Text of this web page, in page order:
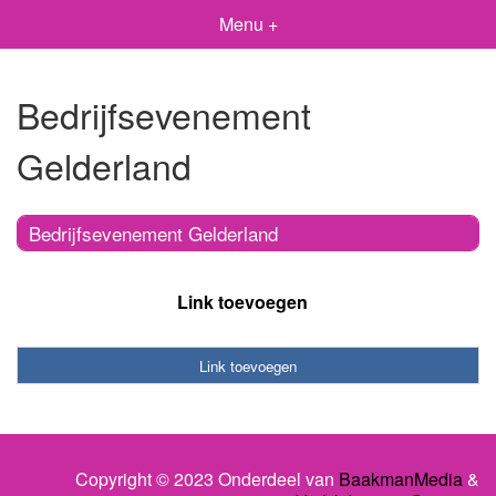
Menu +
Bedrijfsevenement
Gelderland
Bedrijfsevenement Gelderland
Link toevoegen
Link toevoegen
Copyright © 2023 Onderdeel van BaakmanMedia&